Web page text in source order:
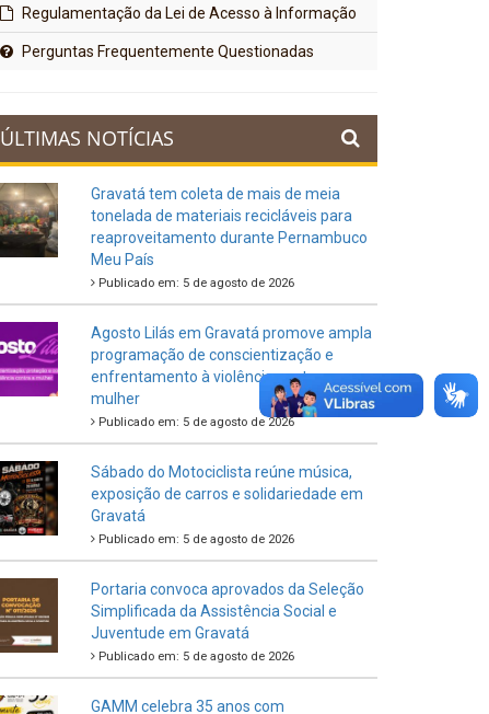
Regulamentação da Lei de Acesso à Informação
Perguntas Frequentemente Questionadas
ÚLTIMAS NOTÍCIAS
Gravatá tem coleta de mais de meia
tonelada de materiais recicláveis para
reaproveitamento durante Pernambuco
Meu País
Publicado em: 5 de agosto de 2026
Agosto Lilás em Gravatá promove ampla
programação de conscientização e
enfrentamento à violência contra a
mulher
Publicado em: 5 de agosto de 2026
Sábado do Motociclista reúne música,
exposição de carros e solidariedade em
Gravatá
Publicado em: 5 de agosto de 2026
Portaria convoca aprovados da Seleção
Simplificada da Assistência Social e
Juventude em Gravatá
Publicado em: 5 de agosto de 2026
GAMM celebra 35 anos com